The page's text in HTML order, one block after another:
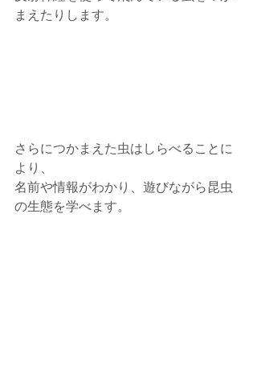
まえたりします。
さらにつかまえた虫はしらべることに
より、
名前や情報がわかり、遊びながら昆虫
の生態を学べます。